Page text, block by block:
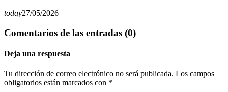
today27/05/2026
Comentarios de las entradas (0)
Deja una respuesta
Tu dirección de correo electrónico no será publicada. Los campos
obligatorios están marcados con *